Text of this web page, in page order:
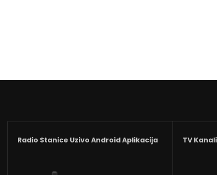
Radio Stanice Uzivo Android Aplikacija TV